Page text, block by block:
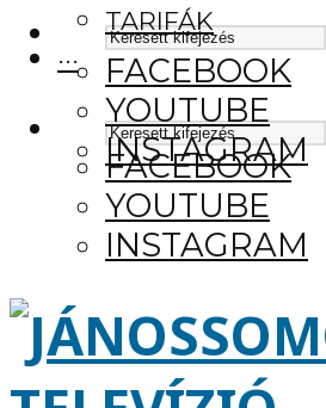
FACEBOOK
YOUTUBE
INSTAGRAM
TARIFÁK
···
FACEBOOK
YOUTUBE
INSTAGRAM